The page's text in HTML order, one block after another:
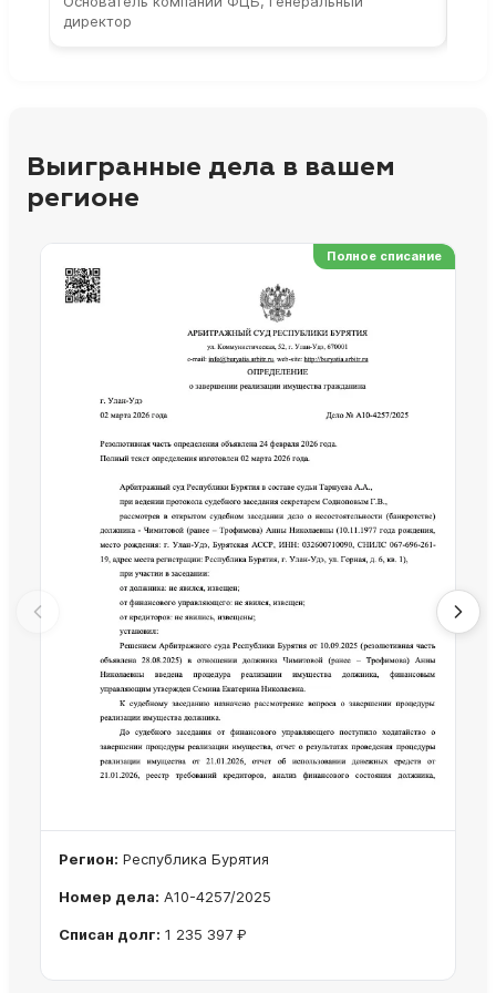
директор
Выигранные дела в вашем
регионе
Полное списание
Регион: Республика Бурятия
Номер дела: А10-4257/2025
Списан долг: 1 235 397 ₽